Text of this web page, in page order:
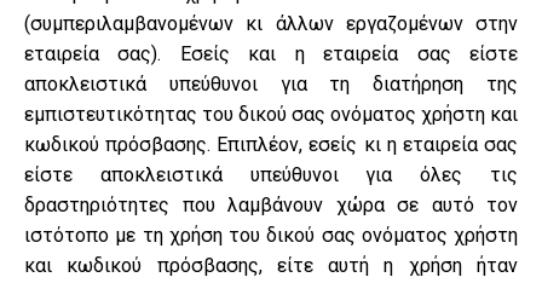
(συμπεριλαμβανομένων κι άλλων εργαζομένων στην
εταιρεία σας). Εσείς και η εταιρεία σας είστε
αποκλειστικά υπεύθυνοι για τη διατήρηση της
εμπιστευτικότητας του δικού σας ονόματος χρήστη και
κωδικού πρόσβασης. Επιπλέον, εσείς κι η εταιρεία σας
είστε αποκλειστικά υπεύθυνοι για όλες τις
δραστηριότητες που λαμβάνουν χώρα σε αυτό τον
ιστότοπο με τη χρήση του δικού σας ονόματος χρήστη
και κωδικού πρόσβασης, είτε αυτή η χρήση ήταν